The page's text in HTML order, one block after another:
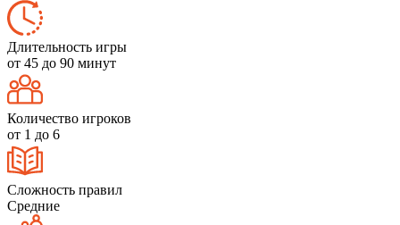
Длительность игры
от 45 до 90 минут
Количество игроков
от 1 до 6
Сложность правил
Средние